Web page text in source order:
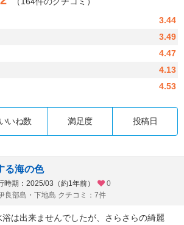
3.44
3.49
4.47
4.13
4.53
いいね数 満足度 投稿日
る海の色
時期：2025/03（約1年前）
0
良部島・下地島 クチコミ：7件
は出来ませんでしたが、さらさらの綺麗